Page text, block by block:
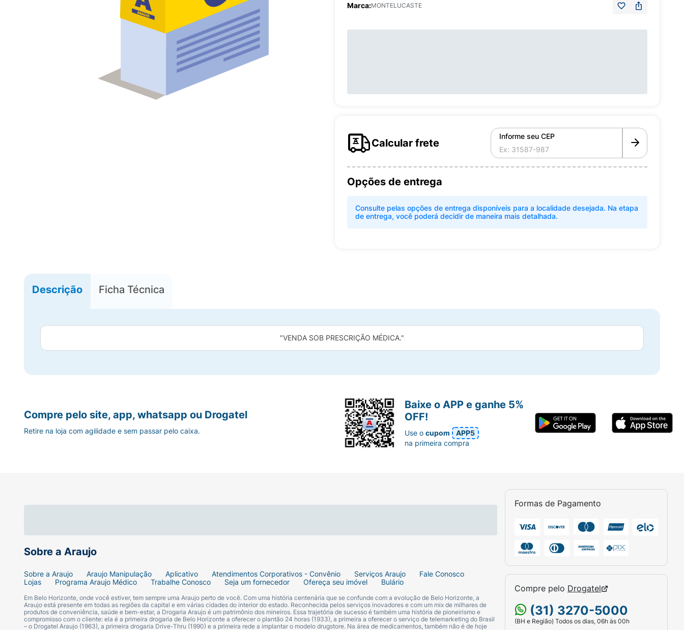
Marca:MONTELUCASTE
Calcular frete
Informe seu CEP
Opções de entrega
Consulte pelas opções de entrega disponíveis para a localidade desejada. Na etapa
de entrega, você poderá decidir de maneira mais detalhada.
Descrição Ficha Técnica
"VENDA SOB PRESCRIÇÃO MÉDICA."
Sobre a Araujo
Sobre a Araujo Araujo Manipulação Aplicativo Atendimentos Corporativos - Convênio Serviços Araujo
Fale Conosco
Lojas
Programa Araujo Médico Trabalhe Conosco Seja um fornecedor Ofereça seu imóvel Bulário
Em Belo Horizonte, onde você estiver, tem sempre uma Araujo perto de você. Com uma história centenária que se confunde com a evolução de Belo Horizonte, a
Araujo está presente em todas as regiões da capital e em várias cidades do interior do estado. Reconhecida pelos serviços inovadores e com um mix de milhares de
produtos de conveniência, saúde e bem-estar, a Drogaria Araujo é um patrimônio dos mineiros. Essa trajetória de sucesso é também uma história de pioneirismo e
compromisso com o cliente: ela é a primeira drogaria de Belo Horizonte a oferecer o plantão 24 horas (1933), a primeira a oferecer o serviço de telemarketing do Brasil
– o Drogatel Araujo (1963), a primeira drogaria Drive-Thru (1990) e a primeira rede a implantar o modelo drugstore. Na área de medicamentos, também não é de hoje
Formas de Pagamento
Compre pelo Drogatel
(31) 3270-5000
(BH e Região) Todos os dias, 06h às 00h
Compre pelo site, app, whatsapp ou Drogatel
Retire na loja com agilidade e sem passar pelo caixa.
Baixe o APP e ganhe 5%
OFF!
Use ocupom
APP5
na primeira compra